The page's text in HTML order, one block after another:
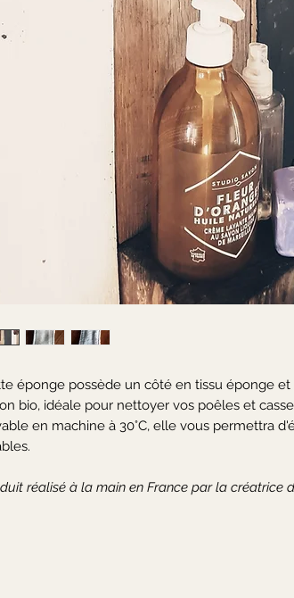
éponge possède un côté en tissu éponge
bio, idéale pour nettoyer vos poêles et
en machine à 30°C, elle vous permettra
réalisé à la main en France par la créatrice